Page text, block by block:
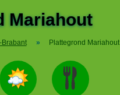
Mariahout
Brabant » Plattegrond Mariahout